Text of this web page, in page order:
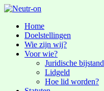
Home
Doelstellingen
Wie zijn wij?
Voor wie?
Juridische bijstand
Lidgeld
Hoe lid worden?